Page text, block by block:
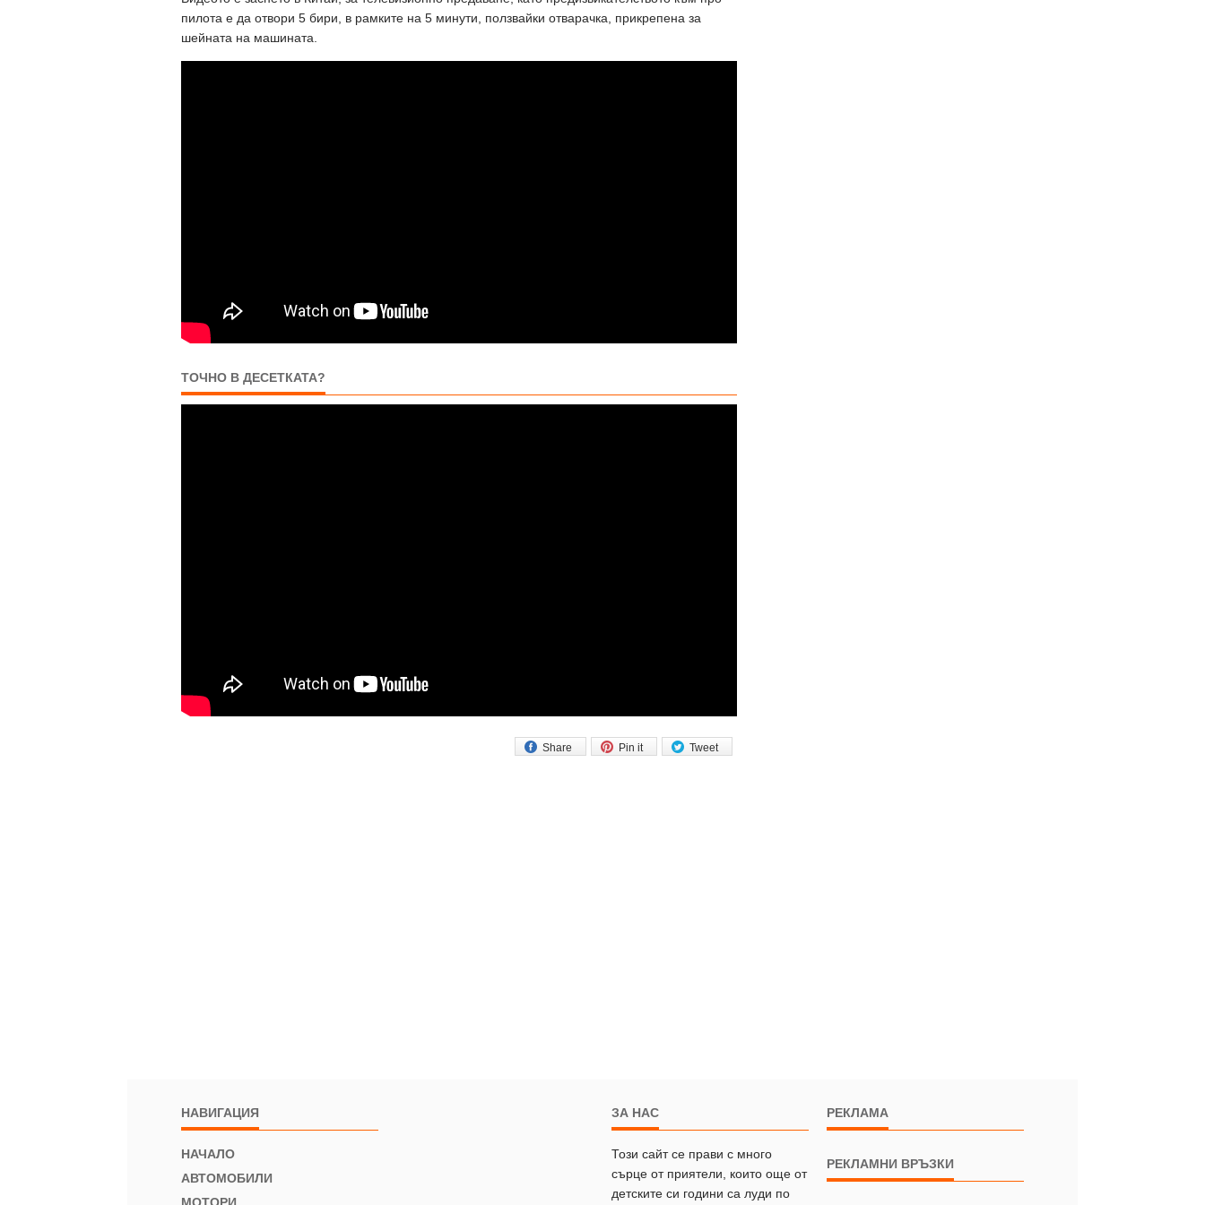
пилота е да отвори 5 бири, в рамките на 5 минути, ползвайки отварачка, прикрепена за
шейната на машината.
ТОЧНО В ДЕСЕТКАТА?
Tweet
Pin it
Share
НАВИГАЦИЯ
НАЧАЛО
АВТОМОБИЛИ
ЗА НАС
Този сайт се прави с много
сърце от приятели, които още от
детските си години са луди по
РЕКЛАМА
РЕКЛАМНИ ВРЪЗКИ